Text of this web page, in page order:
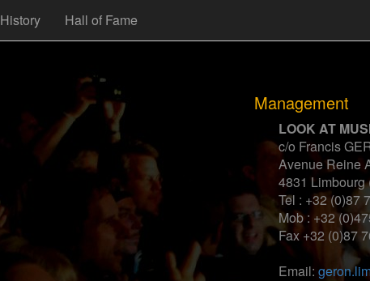
History Hall of Fame
Management
LOOK AT
c/o Francis
Avenue Reine
4831 Limbourg
Tel : +32 (0)87
Mob : +32
Fax +32 (0)87
Email: